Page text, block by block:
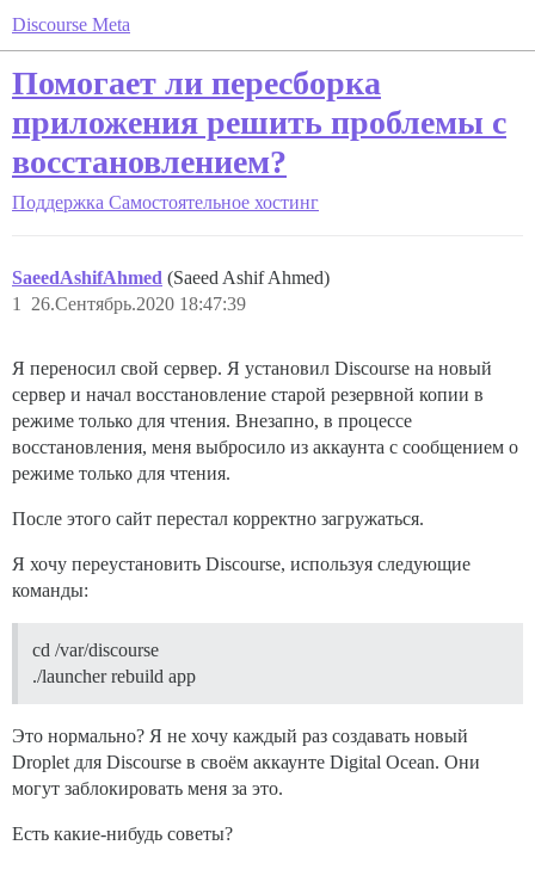
Discourse Meta
Помогает ли пересборка
приложения решить проблемы с
восстановлением?
Поддержка Самостоятельное хостинг
SaeedAshifAhmed (Saeed Ashif Ahmed)
26.Сентябрь.2020 18:47:39
1
Я переносил свой сервер. Я установил Discourse на новый
сервер и начал восстановление старой резервной копии в
режиме только для чтения. Внезапно, в процессе
восстановления, меня выбросило из аккаунта с сообщением о
режиме только для чтения.
После этого сайт перестал корректно загружаться.
Я хочу переустановить Discourse, используя следующие
команды:
cd /var/discourse
./launcher rebuild app
Это нормально? Я не хочу каждый раз создавать новый
Droplet для Discourse в своём аккаунте Digital Ocean. Они
могут заблокировать меня за это.
Есть какие-нибудь советы?